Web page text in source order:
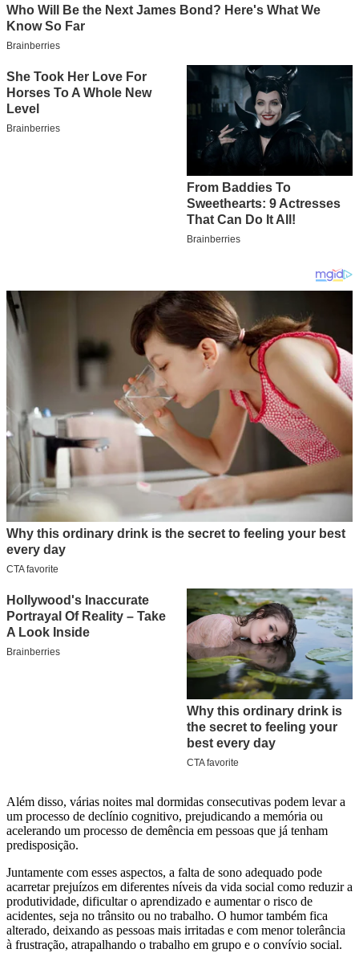
Além disso, várias noites mal dormidas consecutivas podem levar a
um processo de declínio cognitivo, prejudicando a memória ou
acelerando um processo de demência em pessoas que já tenham
predisposição.
Juntamente com esses aspectos, a falta de sono adequado pode
acarretar prejuízos em diferentes níveis da vida social como reduzir a
produtividade, dificultar o aprendizado e aumentar o risco de
acidentes, seja no trânsito ou no trabalho. O humor também fica
alterado, deixando as pessoas mais irritadas e com menor tolerância
à frustração, atrapalhando o trabalho em grupo e o convívio social.